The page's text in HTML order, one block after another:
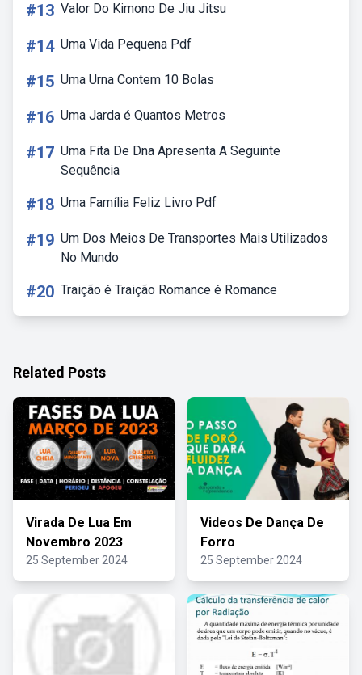
#13 Valor Do Kimono De Jiu Jitsu
#14 Uma Vida Pequena Pdf
#15 Uma Urna Contem 10 Bolas
#16 Uma Jarda é Quantos Metros
#17 Uma Fita De Dna Apresenta A Seguinte
Sequência
#18 Uma Família Feliz Livro Pdf
#19 Um Dos Meios De Transportes Mais Utilizados
No Mundo
#20 Traição é Traição Romance é Romance
Related Posts
Virada De Lua Em
Novembro 2023
25 September 2024
Videos De Dança De
Forro
25 September 2024